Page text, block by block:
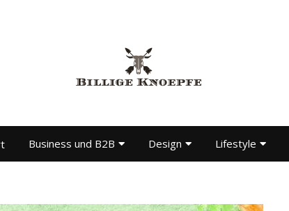
Business und B2B Design Lifestyle